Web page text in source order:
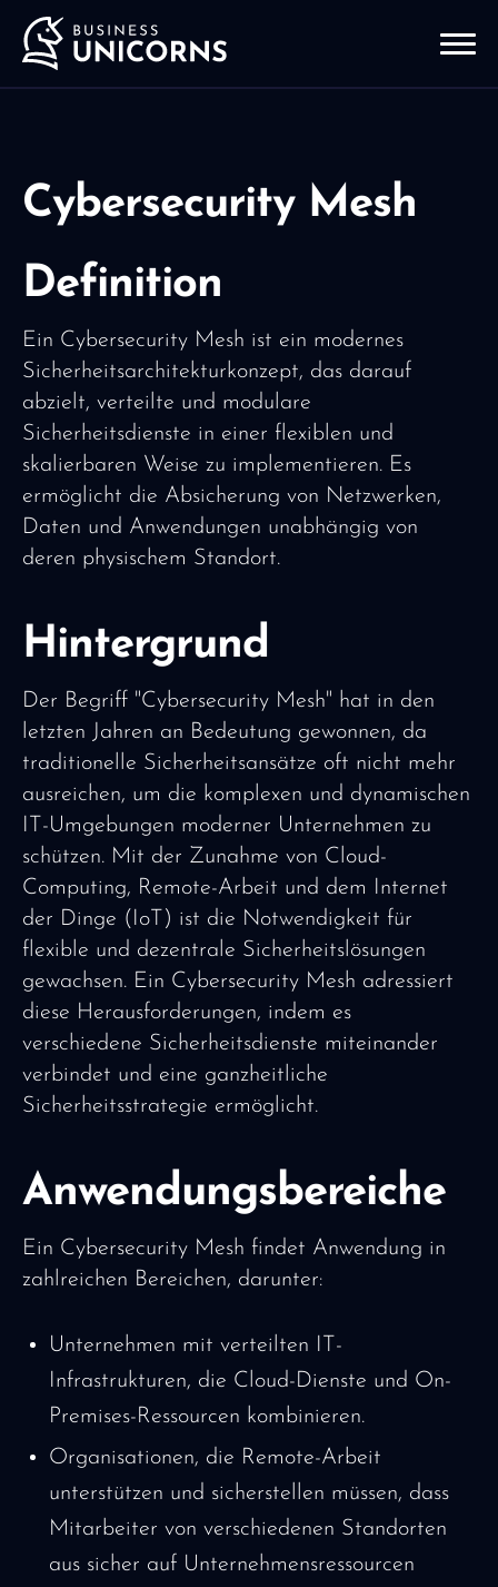
Cybersecurity Mesh
Definition
Ein Cybersecurity Mesh ist ein modernes
Sicherheitsarchitekturkonzept, das darauf
abzielt, verteilte und modulare
Sicherheitsdienste in einer flexiblen und
skalierbaren Weise zu implementieren. Es
ermöglicht die Absicherung von Netzwerken,
Daten und Anwendungen unabhängig von
deren physischem Standort.
Hintergrund
Der Begriff "Cybersecurity Mesh" hat in den
letzten Jahren an Bedeutung gewonnen, da
traditionelle Sicherheitsansätze oft nicht mehr
ausreichen, um die komplexen und dynamischen
IT-Umgebungen moderner Unternehmen zu
schützen. Mit der Zunahme von Cloud-
Computing, Remote-Arbeit und dem Internet
der Dinge (IoT) ist die Notwendigkeit für
flexible und dezentrale Sicherheitslösungen
gewachsen. Ein Cybersecurity Mesh adressiert
diese Herausforderungen, indem es
verschiedene Sicherheitsdienste miteinander
verbindet und eine ganzheitliche
Sicherheitsstrategie ermöglicht.
Anwendungsbereiche
Ein Cybersecurity Mesh findet Anwendung in
zahlreichen Bereichen, darunter:
Unternehmen mit verteilten IT-
Infrastrukturen, die Cloud-Dienste und On-
Premises-Ressourcen kombinieren.
Organisationen, die Remote-Arbeit
unterstützen und sicherstellen müssen, dass
Mitarbeiter von verschiedenen Standorten
aus sicher auf Unternehmensressourcen